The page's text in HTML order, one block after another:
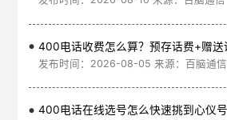
发布时间：2026-08-05 来源：百脑通信